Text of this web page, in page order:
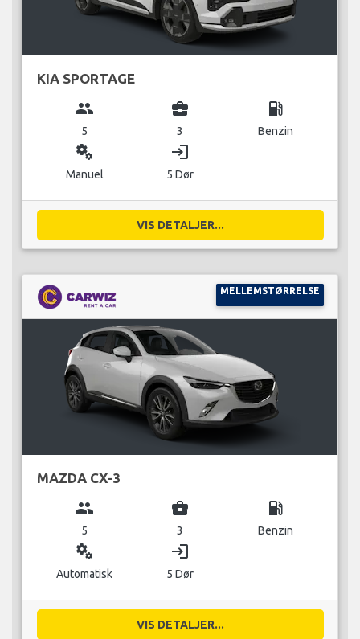
KIA SPORTAGE
group
5
business_center
3
local_gas_station
Benzin
miscellaneous_services
Manuel
login
5 Dør
VIS DETALJER...
MELLEMSTØRRELSE
MAZDA CX-3
group
5
business_center
3
local_gas_station
Benzin
miscellaneous_services
Automatisk
login
5 Dør
VIS DETALJER...